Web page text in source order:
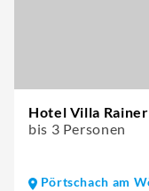
Hotel Villa Rainer
bis 3 Personen
Pörtschach am